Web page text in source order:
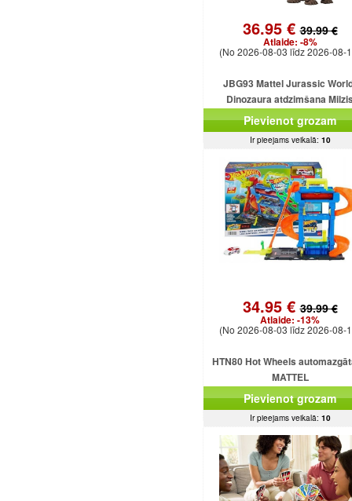
36.95 €39.99 €
Atlaide: -8%
(No 2026-08-03 līdz 2026-08-
JBG93 Mattel Jurassic
Dinozaura atdzimšana
Eotriceratops uzbrūk
astes
Pievienot grozam
Ir pieejams veikalā: 10
34.95 €39.99 €
Atlaide: -13%
(No 2026-08-03 līdz 2026-08-
HTN80 Hot Wheels
MATTEL
Pievienot grozam
Ir pieejams veikalā: 10